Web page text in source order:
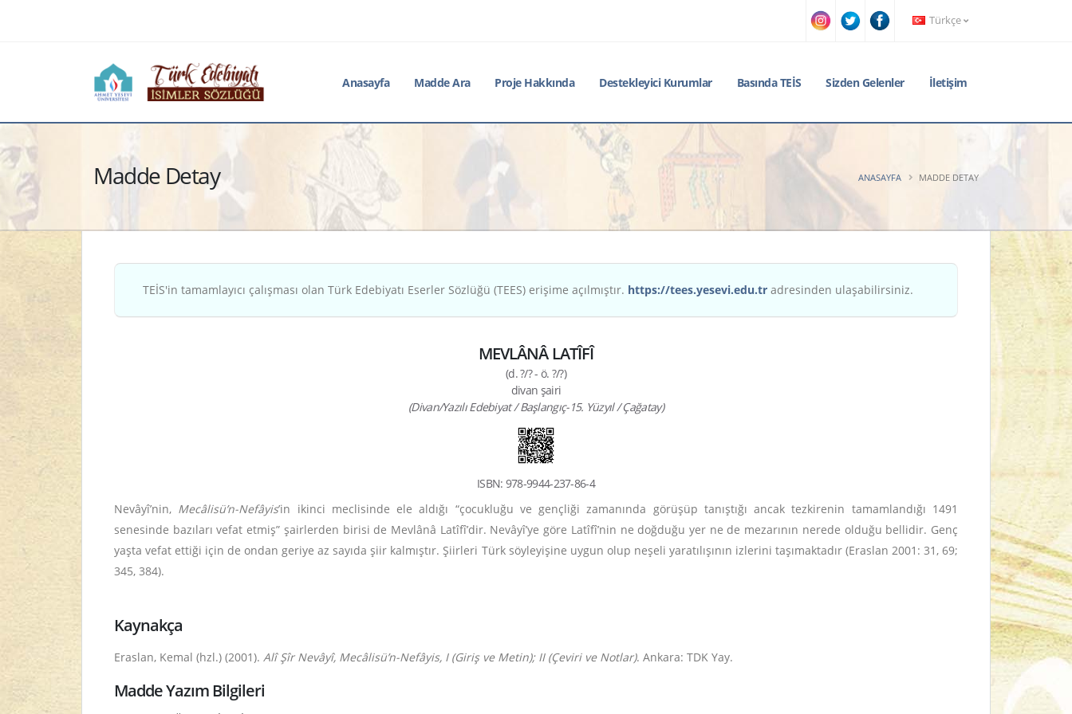
Türkçe
Anasayfa Madde Ara Proje Hakkında Destekleyici Kurumlar Basında TEİS Sizden Gelenler İletişim
Madde Detay ANASAYFA MADDE DETAY
TEİS'in tamamlayıcı çalışması olan Türk Edebiyatı Eserler Sözlüğü (TEES) erişime açılmıştır. https://tees.yesevi.edu.tr adresinden ulaşabilirsiniz.
MEVLÂNÂ LATÎFÎ
(d. ?/? - ö. ?/?)
divan şairi
(Divan/Yazılı Edebiyat / Başlangıç-15. Yüzyıl / Çağatay)
ISBN: 978-9944-237-86-4
Nevâyî’nin, Mecâlisü’n-Nefâyis’in ikinci meclisinde ele aldığı “çocukluğu ve gençliği zamanında görüşüp tanıştığı ancak tezkirenin tamamlandığı 1491
senesinde bazıları vefat etmiş” şairlerden birisi de Mevlânâ Latîfî’dir. Nevâyî’ye göre Latîfî’nin ne doğduğu yer ne de mezarının nerede olduğu bellidir. Genç
yaşta vefat ettiği için de ondan geriye az sayıda şiir kalmıştır. Şiirleri Türk söyleyişine uygun olup neşeli yaratılışının izlerini taşımaktadır (Eraslan 2001: 31, 69;
345, 384).
Kaynakça
Eraslan, Kemal (hzl.) (2001). Alî Şîr Nevâyî, Mecâlisü’n-Nefâyis, I (Giriş ve Metin); II (Çeviri ve Notlar). Ankara: TDK Yay.
Madde Yazım Bilgileri